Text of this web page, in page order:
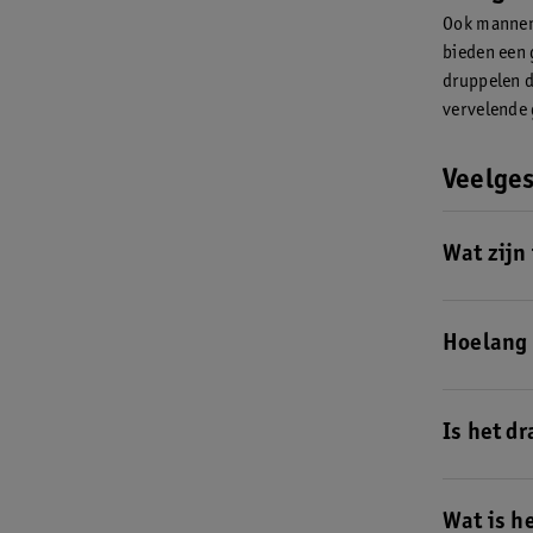
Ook
bieden
druppelen
vervelende
Wat
fris en
Is het
Wat is